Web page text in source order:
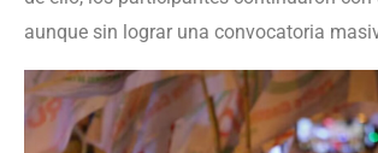
aunque sin lograr una convocatoria